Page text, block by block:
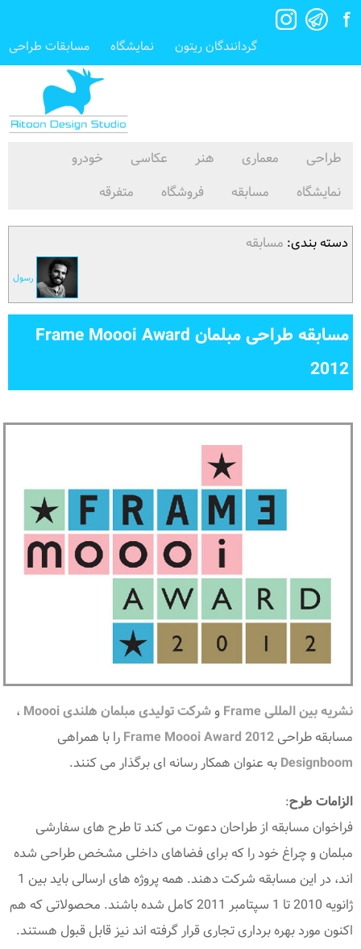
گردانندگان ریتون نمایشگاه مسابقات طراحی
طراحی معماری هنر عکاسی
خودرو
نمایشگاه
مسابقه فروشگاه متفرقه
دسته بندی: مسابقه
رسول
مسابقه طراحی مبلمان Frame Moooi Award
2012
نشریه بین المللی Frame وشرکت تولیدی مبلمان هلندی Moooi
،
مسابقه طراحیFrame Moooi Award 2012را با همراهی
Designboomبه عنوان همکار رسانه ای برگذار می کنند.
الزامات طرح:
فراخوان مسابقه از طراحان دعوت می کند تا طرح های سفارشی
مبلمان و چراغ خود را که برای فضاهای داخلی مشخص طراحی شده
اند، در این مسابقه شرکت دهند. همه پروژه های ارسالی باید بین 1
ژانویه 2010 تا 1 سپتامبر 2011 کامل شده باشند. محصولاتی که هم
اکنون مورد بهره برداری تجاری قرار گرفته اند نیز قابل قبول هستند.